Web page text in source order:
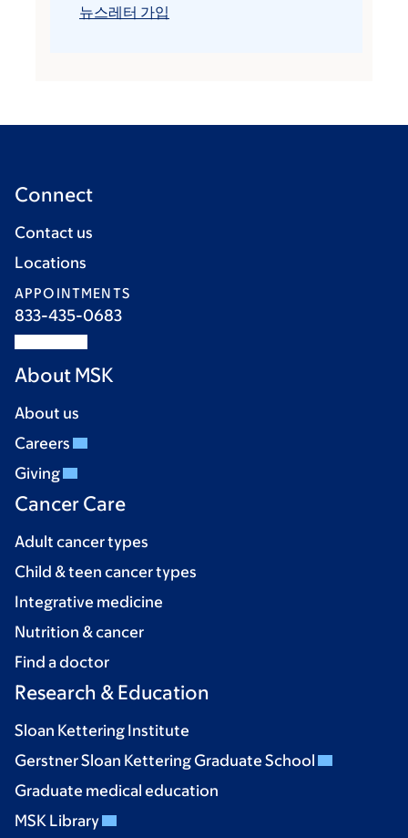
뉴스레터 가입
Connect
Contact us
Locations
APPOINTMENTS
833-435-0683
About MSK
About us
Careers
Giving
Cancer Care
Adult cancer types
Child & teen cancer types
Integrative medicine
Nutrition & cancer
Find a doctor
Research & Education
Sloan Kettering Institute
Gerstner Sloan Kettering Graduate School
Graduate medical education
MSK Library